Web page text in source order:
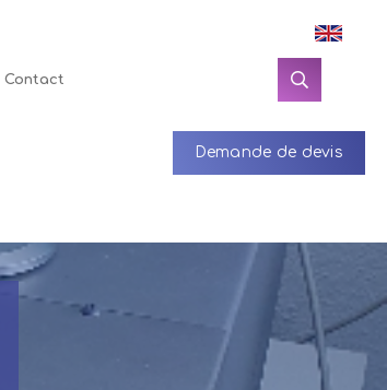
Contact
Demande de devis